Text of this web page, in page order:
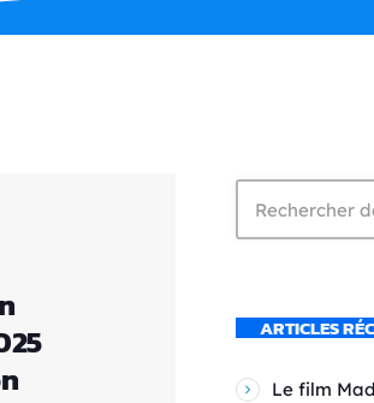
ARTICLES
Le film